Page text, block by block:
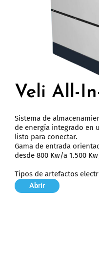
Veli All-
Sistema de
de energía integrado en
listo para conectar.
Gama de entrada
desde 800 Kw/a 1.500
Tipos de artefactos
Abrir